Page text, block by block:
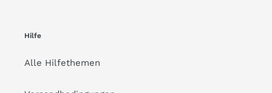
Hilfe
Alle Hilfethemen